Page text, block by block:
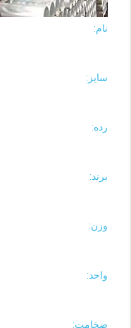
نام:
سایز:
رده:
برند:
وزن:
واحد:
ضخامت: